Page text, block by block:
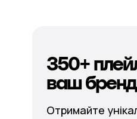
350+
ваш бренд
Отримайте